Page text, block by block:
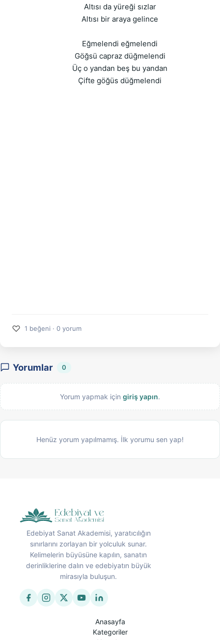
Altısı da yüreği sızlar
Altısı bir araya gelince
Eğmelendi eğmelendi
Göğsü capraz düğmelendi
Üç o yandan beş bu yandan
Çifte göğüs düğmelendi
♡ 1 beğeni · 0 yorum
Yorumlar 0
Yorum yapmak için giriş yapın.
Henüz yorum yapılmamış. İlk yorumu sen yap!
Edebiyat Sanat Akademisi, yaratıcılığın
sınırlarını zorlayan bir yolculuk sunar.
Kelimelerin büyüsüne kapılın, sanatın
derinliklerine dalın ve edebiyatın büyük
mirasıyla buluşun.
Anasayfa
Kategoriler